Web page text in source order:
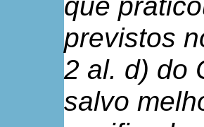
previstos
2 al. d) do
salvo